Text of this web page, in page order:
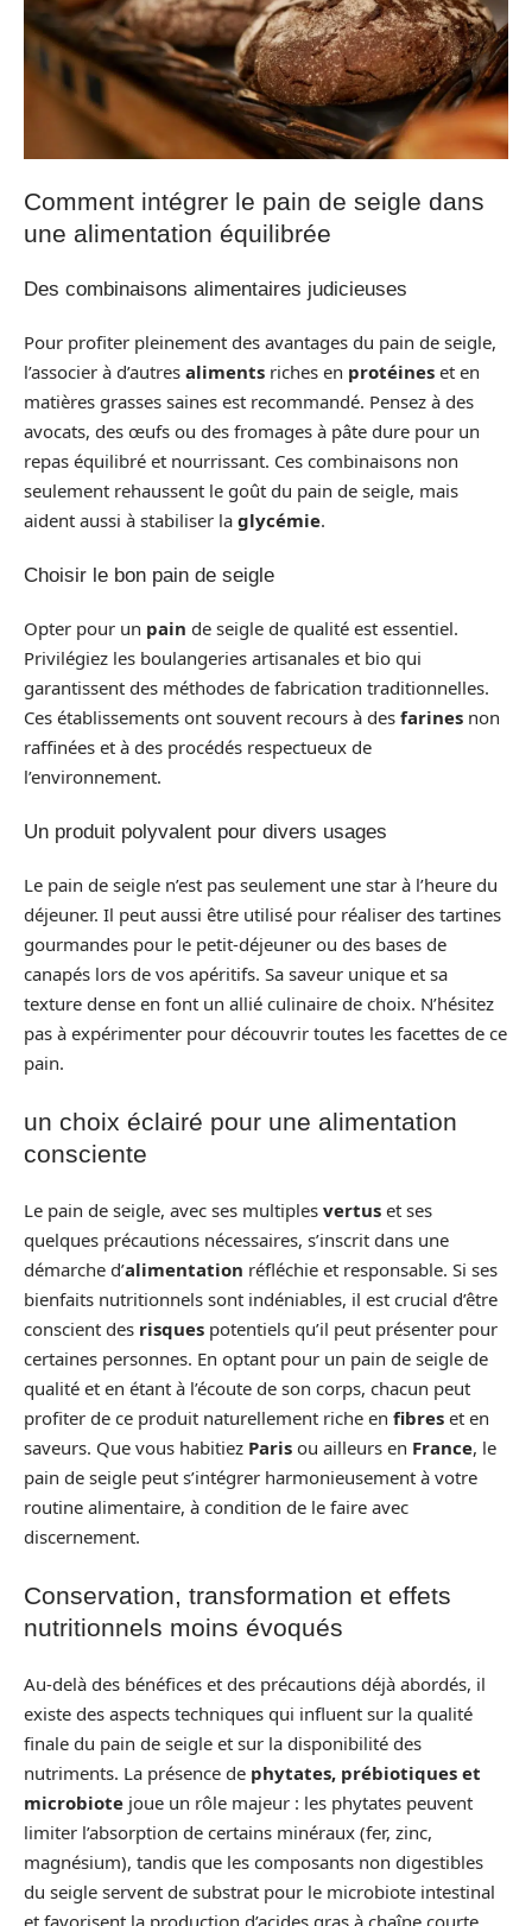
Comment intégrer le pain de seigle dans
une alimentation équilibrée
Des combinaisons alimentaires judicieuses
Pour profiter pleinement des avantages du pain de seigle,
l’associer à d’autres aliments riches en protéines et en
matières grasses saines est recommandé. Pensez à des
avocats, des œufs ou des fromages à pâte dure pour un
repas équilibré et nourrissant. Ces combinaisons non
seulement rehaussent le goût du pain de seigle, mais
aident aussi à stabiliser la glycémie.
Choisir le bon pain de seigle
Opter pour un pain de seigle de qualité est essentiel.
Privilégiez les boulangeries artisanales et bio qui
garantissent des méthodes de fabrication traditionnelles.
Ces établissements ont souvent recours à des farines non
raffinées et à des procédés respectueux de
l’environnement.
Un produit polyvalent pour divers usages
Le pain de seigle n’est pas seulement une star à l’heure du
déjeuner. Il peut aussi être utilisé pour réaliser des tartines
gourmandes pour le petit-déjeuner ou des bases de
canapés lors de vos apéritifs. Sa saveur unique et sa
texture dense en font un allié culinaire de choix. N’hésitez
pas à expérimenter pour découvrir toutes les facettes de ce
pain.
un choix éclairé pour une alimentation
consciente
Le pain de seigle, avec ses multiples vertus et ses
quelques précautions nécessaires, s’inscrit dans une
démarche d’alimentation réfléchie et responsable. Si ses
bienfaits nutritionnels sont indéniables, il est crucial d’être
conscient des risques potentiels qu’il peut présenter pour
certaines personnes. En optant pour un pain de seigle de
qualité et en étant à l’écoute de son corps, chacun peut
profiter de ce produit naturellement riche en fibres et en
saveurs. Que vous habitiez Paris ou ailleurs en France, le
pain de seigle peut s’intégrer harmonieusement à votre
routine alimentaire, à condition de le faire avec
discernement.
Conservation, transformation et effets
nutritionnels moins évoqués
Au-delà des bénéfices et des précautions déjà abordés, il
existe des aspects techniques qui influent sur la qualité
finale du pain de seigle et sur la disponibilité des
nutriments. La présence de phytates, prébiotiques et
microbiote joue un rôle majeur : les phytates peuvent
limiter l’absorption de certains minéraux (fer, zinc,
magnésium), tandis que les composants non digestibles
du seigle servent de substrat pour le microbiote intestinal